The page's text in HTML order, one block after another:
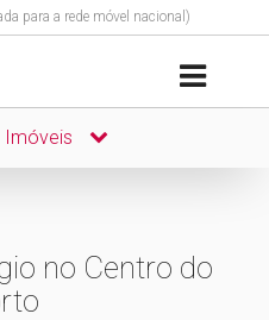
para a rede móvel nacional)
Imóveis
no Centro do